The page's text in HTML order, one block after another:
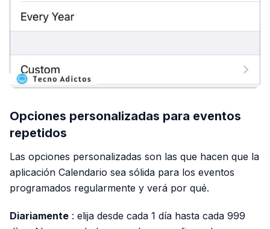
Opciones personalizadas para eventos
repetidos
Las opciones personalizadas son las que hacen que la
aplicación Calendario sea sólida para los eventos
programados regularmente y verá por qué.
Diariamente : elija desde cada 1 día hasta cada 999